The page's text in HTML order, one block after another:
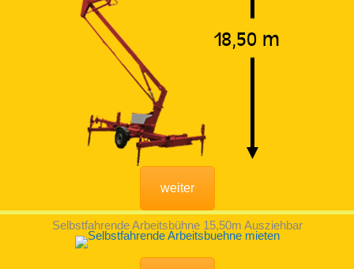
weiter
Selbstfahrende Arbeitsbühne 15,50m Ausziehbar